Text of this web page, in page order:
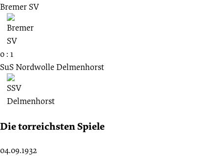
Bremer SV
0 : 1
SuS Nordwolle Delmenhorst
Die torreichsten Spiele
04.09.1932